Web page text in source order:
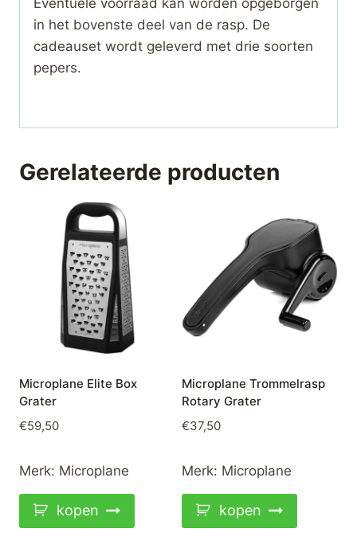
in het bovenste deel van de rasp. De
cadeauset wordt geleverd met drie soorten
pepers.
Gerelateerde producten
Microplane Elite Box
Grater
€59,50
Merk: Microplane
kopen
Microplane Trommelrasp
Rotary Grater
€37,50
Merk: Microplane
kopen